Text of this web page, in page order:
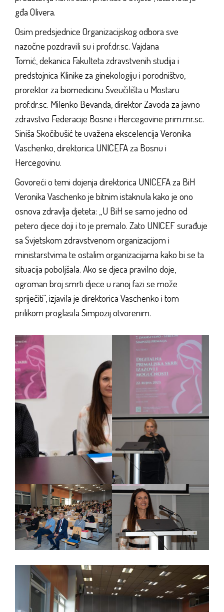
gđa Olivera.
Osim predsjednice Organizacijskog odbora sve
nazočne pozdravili su i prof.dr.sc. Vajdana
Tomić, dekanica Fakulteta zdravstvenih studija i
predstojnica Klinike za ginekologiju i porodništvo,
prorektor za biomedicinu Sveučilišta u Mostaru
prof.dr.sc. Milenko Bevanda, direktor Zavoda za javno
zdravstvo Federacije Bosne i Hercegovine prim.mr.sc.
Siniša Skočibušić te uvažena ekscelencija Veronika
Vaschenko, direktorica UNICEFA za Bosnu i
Hercegovinu.
Govoreći o temi dojenja direktorica UNICEFA za BiH
Veronika Vaschenko je bitnim istaknula kako je ono
osnova zdravlja djeteta: „U BiH se samo jedno od
petero djece doji i to je premalo. Zato UNICEF surađuje
sa Svjetskom zdravstvenom organizacijom i
ministarstvima te ostalim organizacijama kako bi se ta
situacija poboljšala. Ako se djeca pravilno doje,
ogroman broj smrti djece u ranoj fazi se može
spriječiti“, izjavila je direktorica Vaschenko i tom
prilikom proglasila Simpozij otvorenim.